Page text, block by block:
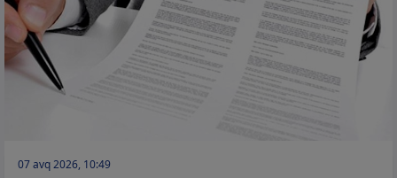
07 avq 2026, 10:49